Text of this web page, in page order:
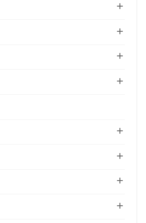







